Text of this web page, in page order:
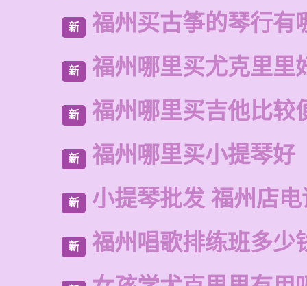
新 福州买古筝的琴行有
新 福州哪里买尤克里里
新 福州哪里买吉他比较
新 福州哪里买小提琴好
新 小提琴批发 福州店
新 福州唱歌排练班多少